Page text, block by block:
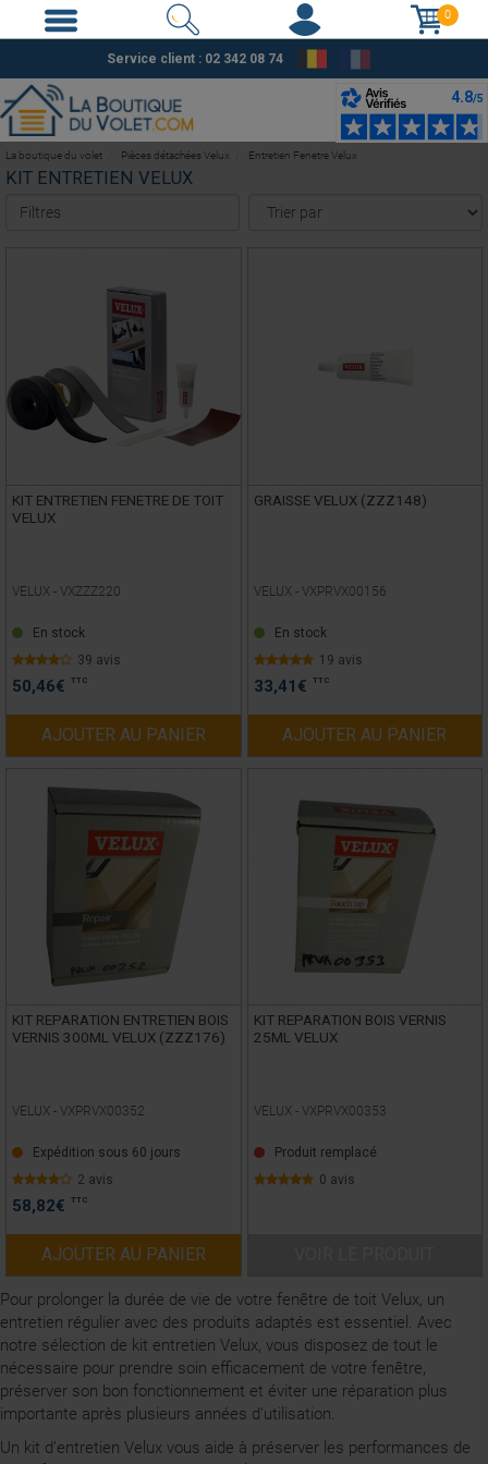
0
Service client : 02 342 08 74
KIT ENTRETIEN VELUX
Pour prolonger la durée de vie de votre fenêtre de toit Velux, un
entretien régulier avec des produits adaptés est essentiel. Avec
notre sélection de kit entretien Velux, vous disposez de tout le
nécessaire pour prendre soin efficacement de votre fenêtre,
préserver son bon fonctionnement et éviter une réparation plus
importante après plusieurs années d’utilisation.
Un kit d’entretien Velux vous aide à préserver les performances de
Filtres
KIT ENTRETIEN FENETRE DE TOIT
VELUX
VELUX - VXZZZ220
En stock
39 avis
50,46€ TTC
AJOUTER AU PANIER
GRAISSE VELUX (ZZZ148)
VELUX - VXPRVX00156
En stock
19 avis
33,41 € TTC
AJOUTER AU PANIER
KIT REPARATION ENTRETIEN BOIS
VERNIS 300ML VELUX (ZZZ176)
VELUX - VXPRVX00352
Expédition sous 60 jours
2 avis
58,82€ TTC
AJOUTER AU PANIER
KIT REPARATION BOIS VERNIS
25ML VELUX
VELUX - VXPRVX00353
Produit remplacé
0 avis
La boutique du volet Pièces détachées Velux Entretien Fenetre Velux